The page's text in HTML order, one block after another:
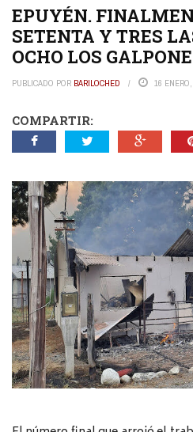
EPUYÉN.
SETENTA Y TRES
OCHO LOS
PUBLICADO POR BARILOCHED 16
COMPARTIR: